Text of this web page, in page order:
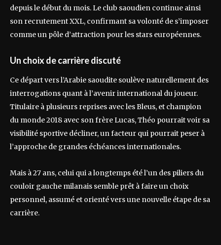
depuis le début du mois. Le club saoudien continue ainsi
son recrutement XXL, confirmant sa volonté de s’imposer
comme un pôle d’attraction pour les stars européennes.
Un choix de carrière discuté
Ce départ vers l’Arabie saoudite soulève naturellement des
interrogations quant à l’avenir international du joueur.
Titulaire à plusieurs reprises avec les Bleus, et champion
du monde 2018 avec son frère Lucas, Théo pourrait voir sa
visibilité sportive décliner, un facteur qui pourrait peser à
l’approche de grandes échéances internationales.
Mais à 27 ans, celui qui a longtemps été l’un des piliers du
couloir gauche milanais semble prêt à faire un choix
personnel, assumé et orienté vers une nouvelle étape de sa
carrière.